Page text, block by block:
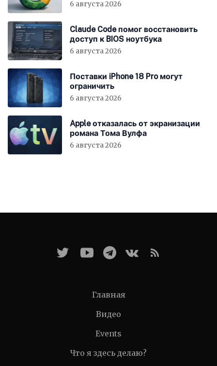
6 августа 2026
Claude Code помог восстановить
доступ к BIOS ноутбука
6 августа 2026
Поставки iPhone 18 Pro могут
ограничить
6 августа 2026
Apple отказалась от экранизации
романа Тома Вулфа
6 августа 2026
Главная
Видео
Events
Что я здесь делаю?